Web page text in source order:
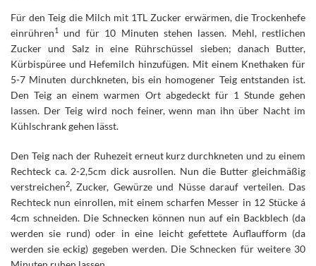
Für den Teig die Milch mit 1TL Zucker erwärmen, die Trockenhefe
einrühren1
und für 10 Minuten stehen lassen. Mehl, restlichen
Zucker und Salz in eine Rührschüssel sieben; danach Butter,
Kürbispüree und Hefemilch hinzufügen. Mit einem Knethaken für
5-7 Minuten durchkneten, bis ein homogener Teig entstanden ist.
Den Teig an einem warmen Ort abgedeckt für 1 Stunde gehen
lassen. Der Teig wird noch feiner, wenn man ihn über Nacht im
Kühlschrank gehen lässt.
Den Teig nach der Ruhezeit erneut kurz durchkneten und zu einem
Rechteck ca. 2-2,5cm dick ausrollen. Nun die Butter gleichmäßig
verstreichen2, Zucker, Gewürze und Nüsse darauf verteilen. Das
Rechteck nun einrollen, mit einem scharfen Messer in 12 Stücke á
4cm schneiden. Die Schnecken können nun auf ein Backblech (da
werden sie rund) oder in eine leicht gefettete Auflaufform (da
werden sie eckig) gegeben werden. Die Schnecken für weitere 30